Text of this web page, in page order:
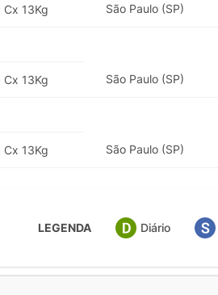
Cx 13Kg São Paulo (SP)
Cx 13Kg São Paulo (SP)
Cx 13Kg São Paulo (SP)
LEGENDA Diário